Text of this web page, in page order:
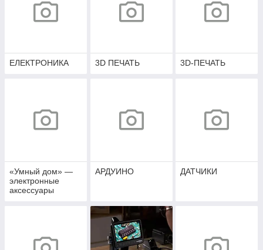
ЕЛЕКТРОНИКА 3D ПЕЧАТЬ 3D-ПЕЧАТЬ
«Умный дом» —
электронные
аксессуары
АРДУИНО ДАТЧИКИ